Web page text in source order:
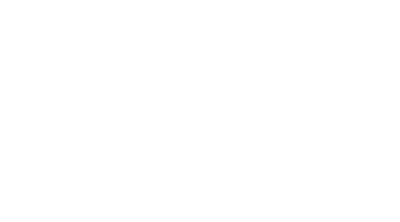
že od davnega leta 1600
domačini nameravajo
Mineva 19 let od našega
srečali v Spodnji Ščavnici.
velikega pomena naše
drugim povedal organizator